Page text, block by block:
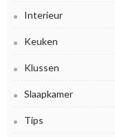
Interieur
Keuken
Klussen
Slaapkamer
Tips